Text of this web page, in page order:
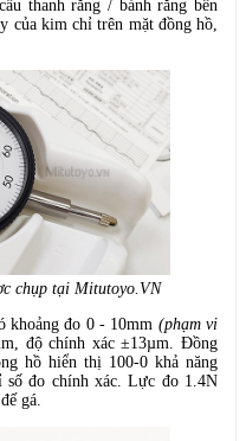
thanh răng / bánh răng bên
của kim chỉ trên mặt đồng hồ,
chụp tại Mitutoyo.VN
khoảng đo 0 - 10mm (phạm vi
độ chính xác ±13µm. Đồng
hồ hiển thị 100-0 khả năng
số đo chính xác. Lực đo 1.4N
gá.